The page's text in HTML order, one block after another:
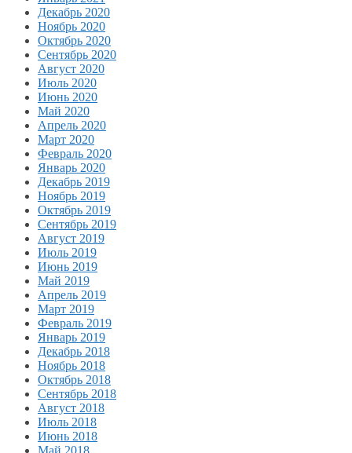
Декабрь 2020
Ноябрь 2020
Октябрь 2020
Сентябрь 2020
Август 2020
Июль 2020
Июнь 2020
Май 2020
Апрель 2020
Март 2020
Февраль 2020
Январь 2020
Декабрь 2019
Ноябрь 2019
Октябрь 2019
Сентябрь 2019
Август 2019
Июль 2019
Июнь 2019
Май 2019
Апрель 2019
Март 2019
Февраль 2019
Январь 2019
Декабрь 2018
Ноябрь 2018
Октябрь 2018
Сентябрь 2018
Август 2018
Июль 2018
Июнь 2018
Май 2018